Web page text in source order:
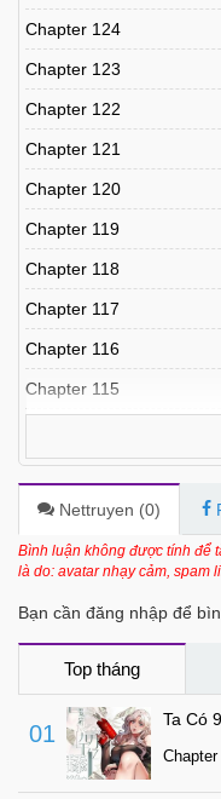
Chapter 124
Chapter 123
Chapter 122
Chapter 121
Chapter 120
Chapter 119
Chapter 118
Chapter 117
Chapter 116
Chapter 115
Chapter 113
Chapter 112
Chapter 111
Chapter 109
Chapter 108
Chapter 107
Chapter 106
Chapter 105
Nettruyen (0)
Bình luận không được tính để
là do: avatar nhạy cảm, spam
Bạn cần đăng nhập để
Top tháng
01
Ta Có
Chapter